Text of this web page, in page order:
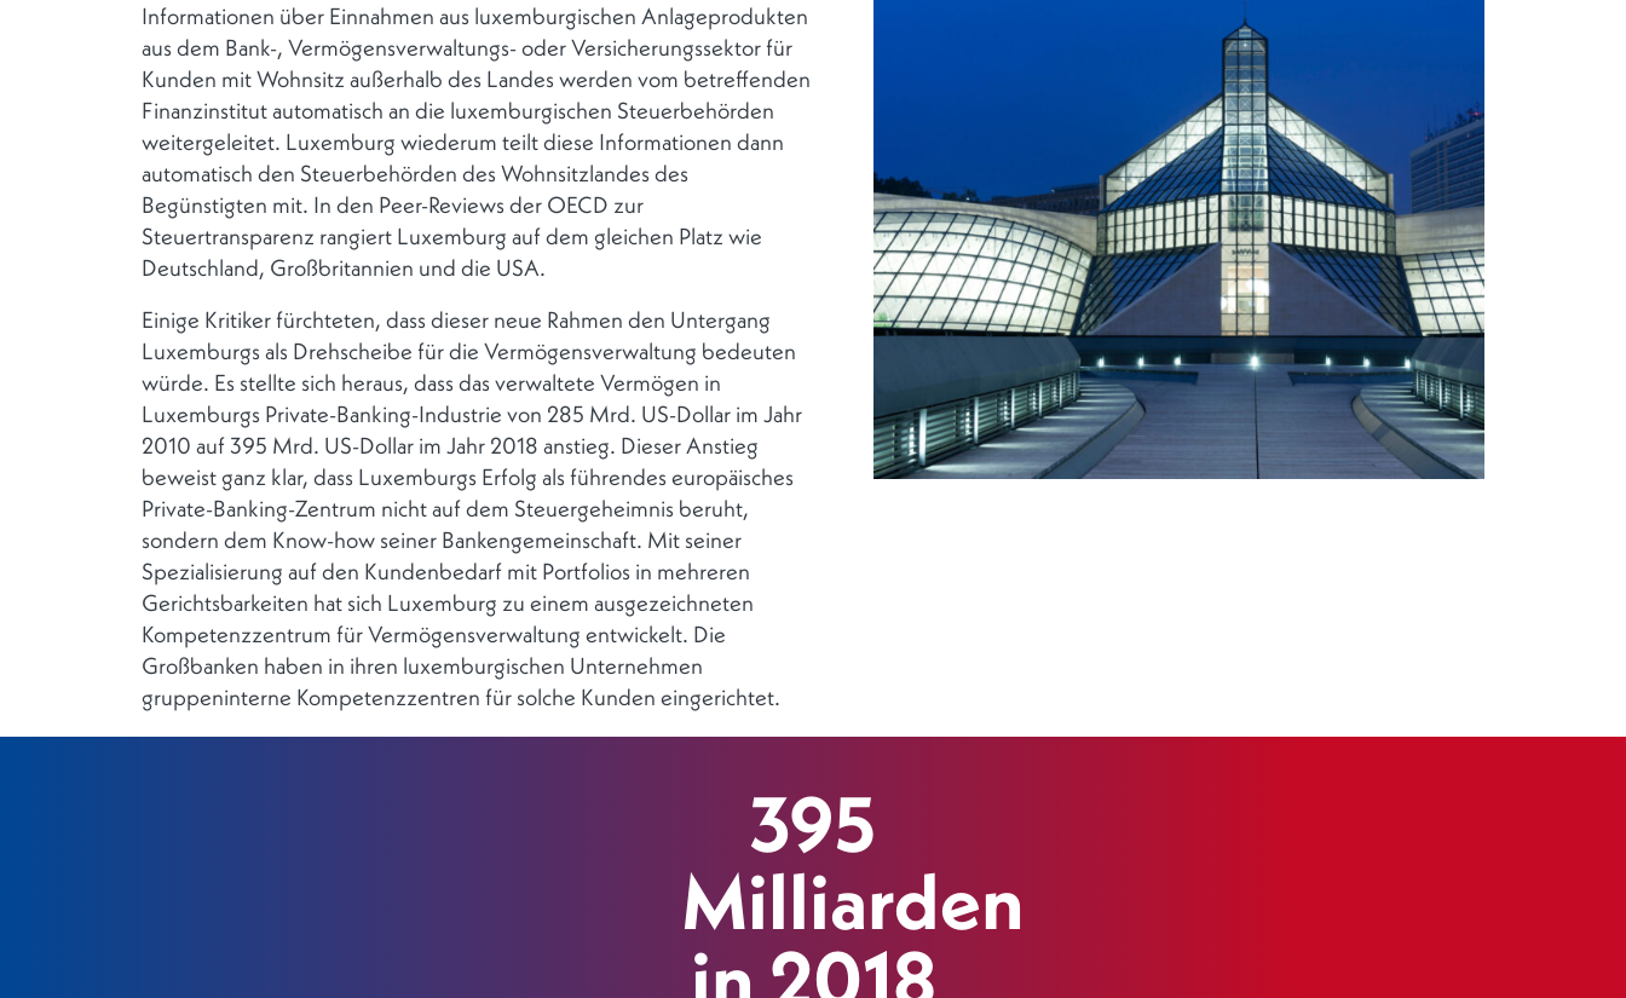
Informationen über Einnahmen aus luxemburgischen Anlageprodukten
aus dem Bank-, Vermögensverwaltungs- oder Versicherungssektor für
Kunden mit Wohnsitz außerhalb des Landes werden vom betreffenden
Finanzinstitut automatisch an die luxemburgischen Steuerbehörden
weitergeleitet. Luxemburg wiederum teilt diese Informationen dann
automatisch den Steuerbehörden des Wohnsitzlandes des
Begünstigten mit. In den Peer-Reviews der OECD zur
Steuertransparenz rangiert Luxemburg auf dem gleichen Platz wie
Deutschland, Großbritannien und die USA.
Einige Kritiker fürchteten, dass dieser neue Rahmen den Untergang
Luxemburgs als Drehscheibe für die Vermögensverwaltung bedeuten
würde. Es stellte sich heraus, dass das verwaltete Vermögen in
Luxemburgs Private-Banking-Industrie von 285 Mrd. US-Dollar im Jahr
2010 auf 395 Mrd. US-Dollar im Jahr 2018 anstieg. Dieser Anstieg
beweist ganz klar, dass Luxemburgs Erfolg als führendes europäisches
Private-Banking-Zentrum nicht auf dem Steuergeheimnis beruht,
sondern dem Know-how seiner Bankengemeinschaft. Mit seiner
Spezialisierung auf den Kundenbedarf mit Portfolios in mehreren
Gerichtsbarkeiten hat sich Luxemburg zu einem ausgezeichneten
Kompetenzzentrum für Vermögensverwaltung entwickelt. Die
Großbanken haben in ihren luxemburgischen Unternehmen
gruppeninterne Kompetenzzentren für solche Kunden eingerichtet.
395
Milliarden